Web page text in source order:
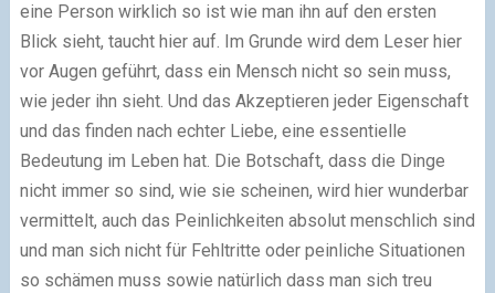
eine Person wirklich so ist wie man ihn auf den ersten
Blick sieht, taucht hier auf. Im Grunde wird dem Leser hier
vor Augen geführt, dass ein Mensch nicht so sein muss,
wie jeder ihn sieht. Und das Akzeptieren jeder Eigenschaft
und das finden nach echter Liebe, eine essentielle
Bedeutung im Leben hat. Die Botschaft, dass die Dinge
nicht immer so sind, wie sie scheinen, wird hier wunderbar
vermittelt, auch das Peinlichkeiten absolut menschlich sind
und man sich nicht für Fehltritte oder peinliche Situationen
so schämen muss sowie natürlich dass man sich treu